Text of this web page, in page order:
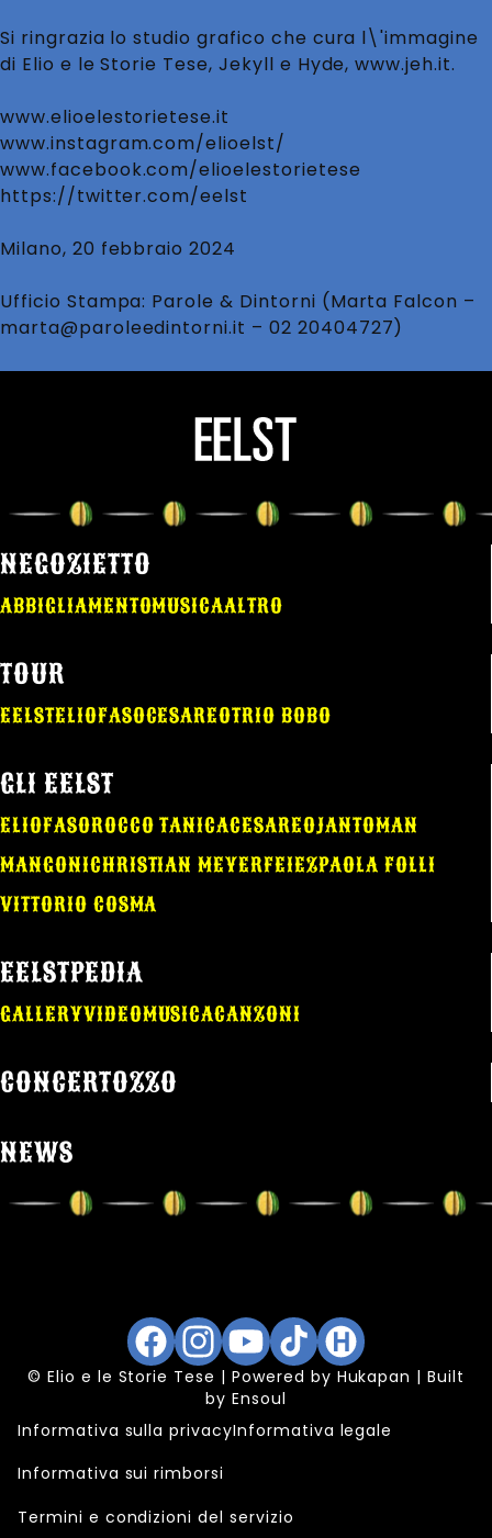
Si ringrazia lo studio grafico che cura l\'immagine
di Elio e le Storie Tese, Jekyll e Hyde,www.jeh.it.
www.elioelestorietese.it
www.instagram.com/elioelst/
www.facebook.com/elioelestorietese
https://twitter.com/eelst
Milano, 20 febbraio 2024
Ufficio Stampa: Parole & Dintorni (Marta Falcon –
marta@paroleedintorni.it – 02 20404727)
NEGOZIETTO
ABBIGLIAMENTOMUSICAALTRO
TOUR
EELSTELIOFASOCESAREOTRIO BOBO
GLI EELST
ELIOFASOROCCO TANICACESAREOJANTOMAN
MANGONICHRISTIAN MEYERFEIEZPAOLA FOLLI
VITTORIO COSMA
EELSTPEDIA
GALLERYVIDEOMUSICACANZONI
CONCERTOZZO
NEWS
FacebookInstagram
YouTubeTikTokHukapan
© Elio e le Storie Tese | Powered by Hukapan | Built
byEnsoul
Informativa sulla privacyInformativa legale
Informativa sui rimborsi
Termini e condizioni del servizio